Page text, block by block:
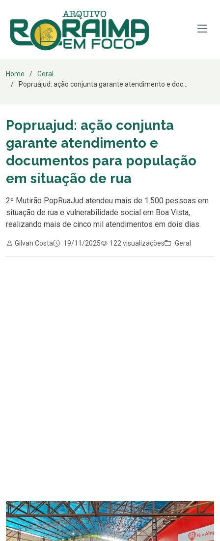
Home
Geral
Popruajud: ação conjunta garante atendimento e doc...
Popruajud: ação conjunta
garante atendimento e
documentos para população
em situação de rua
2º Mutirão PopRuaJud atendeu mais de 1.500 pessoas em
situação de rua e vulnerabilidade social em Boa Vista,
realizando mais de cinco mil atendimentos em dois dias.
Gilvan Costa 19/11/2025 122 visualizações Geral